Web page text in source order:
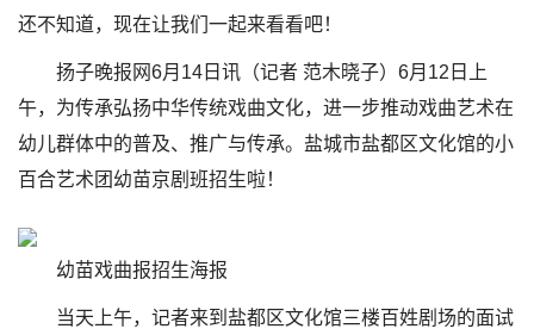
还不知道，现在让我们一起来看看吧！
扬子晚报网6月14日讯（记者 范木晓子）6月12日上
午，为传承弘扬中华传统戏曲文化，进一步推动戏曲艺术在
幼儿群体中的普及、推广与传承。盐城市盐都区文化馆的小
百合艺术团幼苗京剧班招生啦！
幼苗戏曲报招生海报
当天上午，记者来到盐都区文化馆三楼百姓剧场的面试